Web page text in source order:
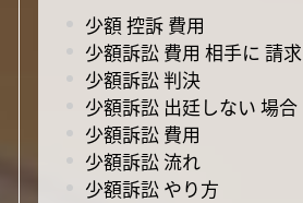
少額 控訴 費用
少額訴訟 費用 相手に 請求
少額訴訟 判決
少額訴訟 出廷しない 場合
少額訴訟 費用
少額訴訟 流れ
少額訴訟 やり方